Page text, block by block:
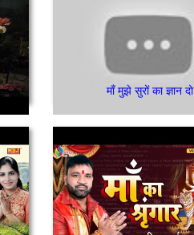
माँ मुझे सुरों का ज्ञान दो